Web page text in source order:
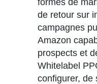
de retour sur
campagnes
Amazon
prospects et
Whitelabel
configurer, de